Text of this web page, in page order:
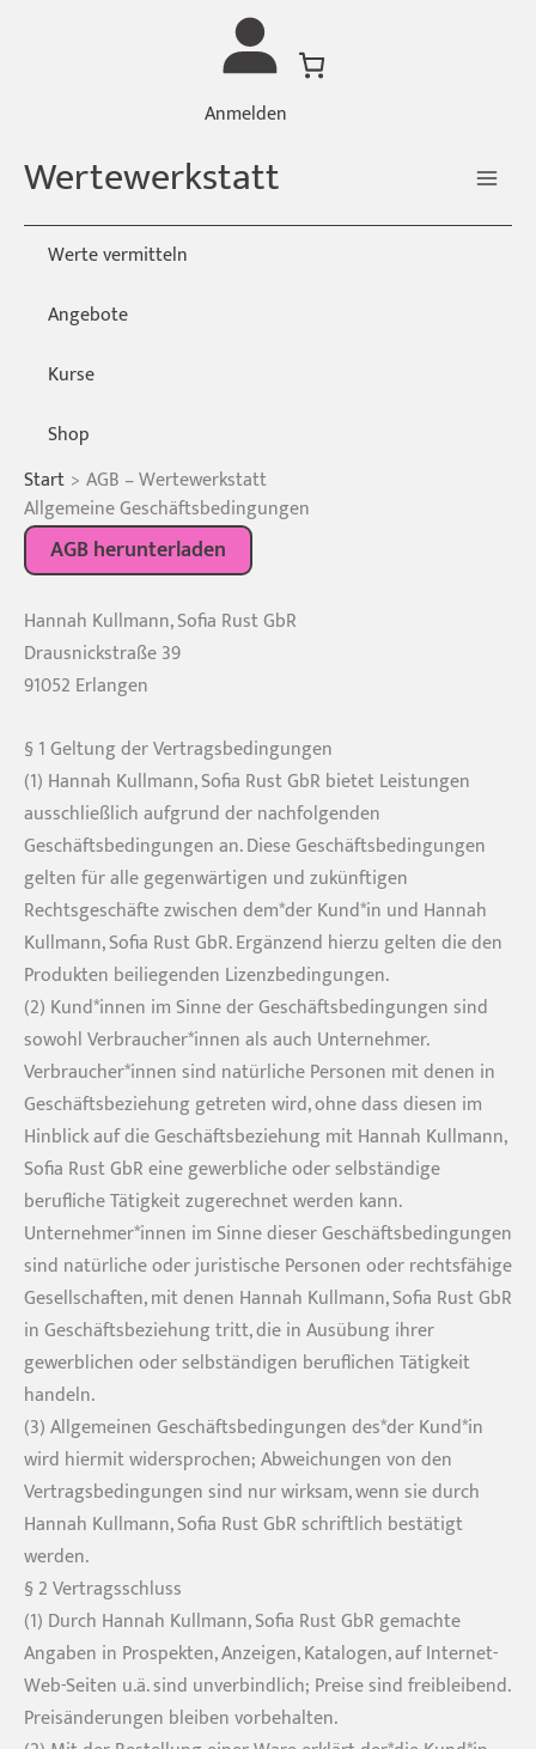
Anmelden
Wertewerkstatt
Werte vermitteln
Angebote
Kurse
Shop
Start
AGB – Wertewerkstatt
Allgemeine Geschäftsbedingungen
AGB herunterladen
Hannah Kullmann, Sofia Rust GbR
Drausnickstraße 39
91052 Erlangen
§ 1 Geltung der Vertragsbedingungen
(1) Hannah Kullmann, Sofia Rust GbR bietet Leistungen
ausschließlich aufgrund der nachfolgenden
Geschäftsbedingungen an. Diese Geschäftsbedingungen
gelten für alle gegenwärtigen und zukünftigen
Rechtsgeschäfte zwischen dem*der Kund*in und Hannah
Kullmann, Sofia Rust GbR. Ergänzend hierzu gelten die den
Produkten beiliegenden Lizenzbedingungen.
(2) Kund*innen im Sinne der Geschäftsbedingungen sind
sowohl Verbraucher*innen als auch Unternehmer.
Verbraucher*innen sind natürliche Personen mit denen in
Geschäftsbeziehung getreten wird, ohne dass diesen im
Hinblick auf die Geschäftsbeziehung mit Hannah Kullmann,
Sofia Rust GbR eine gewerbliche oder selbständige
berufliche Tätigkeit zugerechnet werden kann.
Unternehmer*innen im Sinne dieser Geschäftsbedingungen
sind natürliche oder juristische Personen oder rechtsfähige
Gesellschaften, mit denen Hannah Kullmann, Sofia Rust GbR
in Geschäftsbeziehung tritt, die in Ausübung ihrer
gewerblichen oder selbständigen beruflichen Tätigkeit
handeln.
(3) Allgemeinen Geschäftsbedingungen des*der Kund*in
wird hiermit widersprochen; Abweichungen von den
Vertragsbedingungen sind nur wirksam, wenn sie durch
Hannah Kullmann, Sofia Rust GbR schriftlich bestätigt
werden.
§ 2 Vertragsschluss
(1) Durch Hannah Kullmann, Sofia Rust GbR gemachte
Angaben in Prospekten, Anzeigen, Katalogen, auf Internet-
Web-Seiten u.ä. sind unverbindlich; Preise sind freibleibend.
Preisänderungen bleiben vorbehalten.